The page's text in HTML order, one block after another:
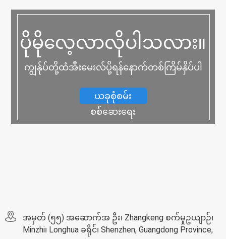
ပိုမိုလေ့လာလိုပါသလား။
ကျွန်ုပ်တို့ထံအီးမေးလ်ပို့ရန်နောက်တစ်ကြိမ်နှိပ်ပါ
ယခုစုံစမ်း
စစ်ဆေးရေး
အမှတ် (၅၅) အဆောက်အ ဦး၊ Zhangkeng စက်မှုဥယျာဉ်၊
Minzhi၊ Longhua ခရိုင်၊ Shenzhen, Guangdong Province,